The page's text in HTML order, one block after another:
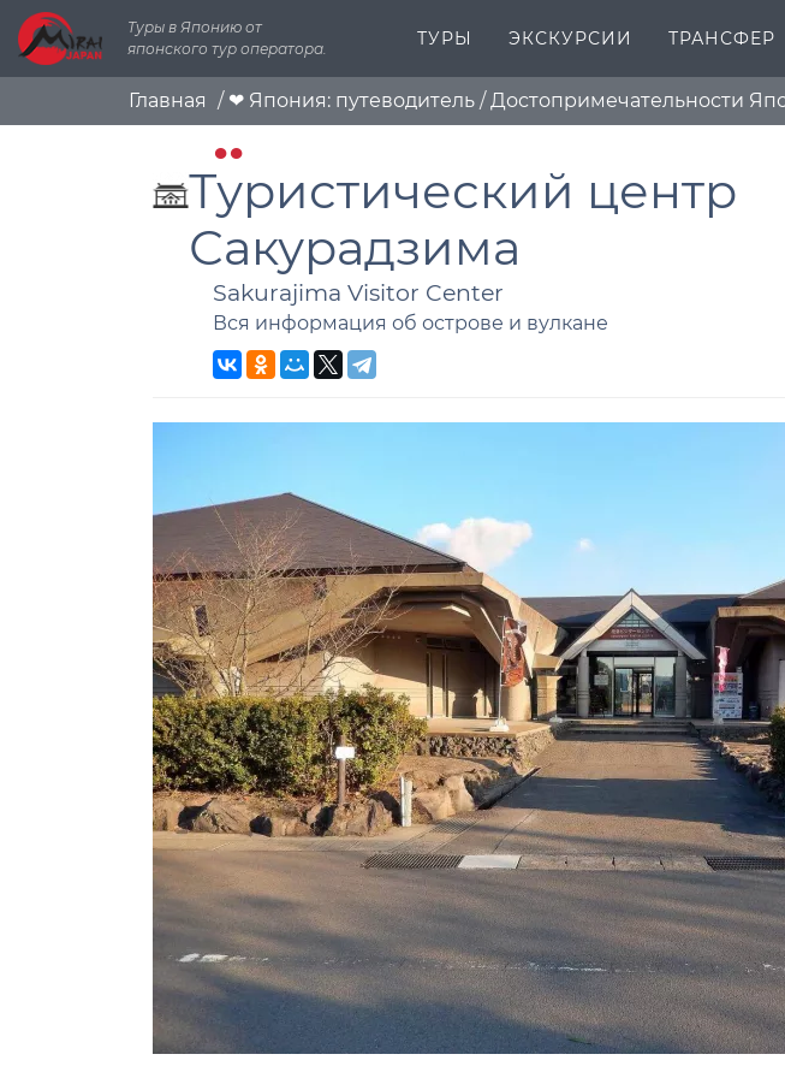
Туры в Японию от
японского тур оператора.
ТУРЫ ЭКСКУРСИИ ТРАНСФЕР
Главная / ❤ Япония: путеводитель / Достопримечательности
Туристический центр
Сакурадзима
Sakurajima Visitor Center
Вся информация об острове и вулкане